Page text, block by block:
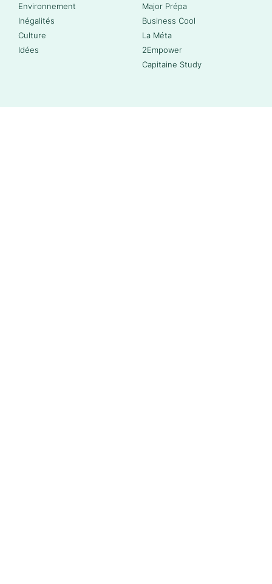
Environnement
Inégalités
Culture
Idées
Major Prépa
Business Cool
La Méta
2Empower
Capitaine Study